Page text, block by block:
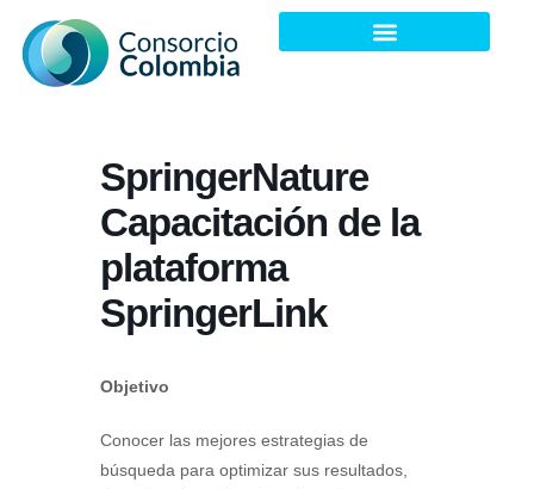
SpringerNature
Capacitación de la
plataforma
SpringerLink
Objetivo
Conocer las mejores estrategias de
búsqueda para optimizar sus resultados,